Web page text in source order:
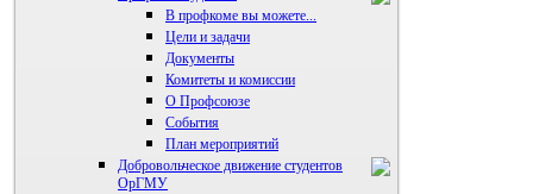
В профкоме вы можете...
Цели и задачи
Документы
Комитеты и комиссии
О Профсоюзе
События
План мероприятий
Добровольческое движение студентов
ОрГМУ